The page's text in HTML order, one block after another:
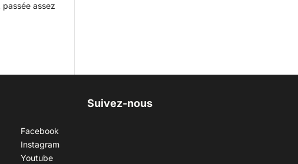
assez
Suivez-nous
Facebook
Instagram
Youtube